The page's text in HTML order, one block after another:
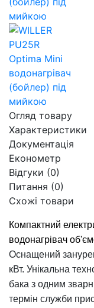
Огляд товару
Характеристики
Документація
Економетр
Відгуки (0)
Питання (0)
Схожі товари
Компактний
водонагрівач
Оснащений
кВт. Унікальна
бака з одним
термін служби